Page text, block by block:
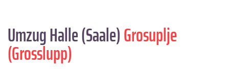
Umzug Halle (Saale)Grosuplje
(Grosslupp)